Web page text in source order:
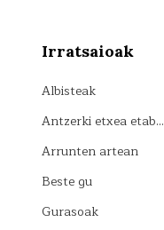
Irratsaioak
Albisteak
Antzerki etxea etab…
Arrunten artean
Beste gu
Gurasoak